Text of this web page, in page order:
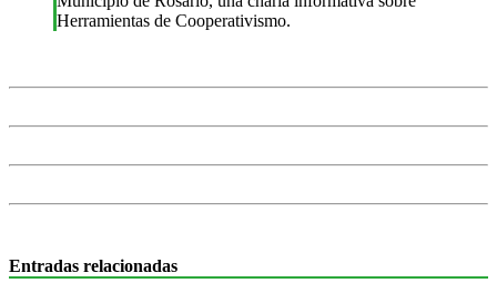
Herramientas de Cooperativismo.
Entradas relacionadas